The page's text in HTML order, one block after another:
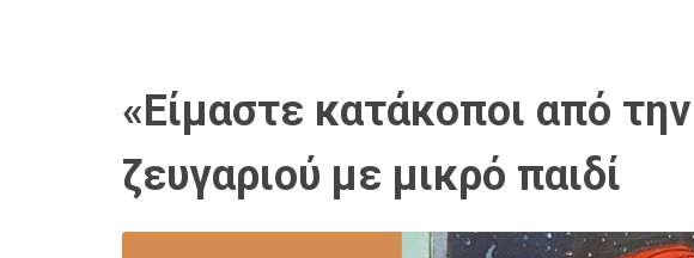
«Είμαστε κατάκοποι από
ζευγαριού με μικρό παιδί